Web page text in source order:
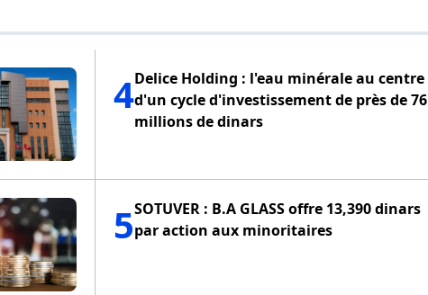
4Delice Holding : l'eau minérale au centre
d'un cycle d'investissement de près de 76
millions de dinars
5SOTUVER : B.A GLASS offre 13,390 dinars
par action aux minoritaires